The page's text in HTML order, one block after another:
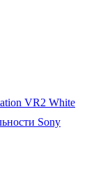
VR2 White
Sony